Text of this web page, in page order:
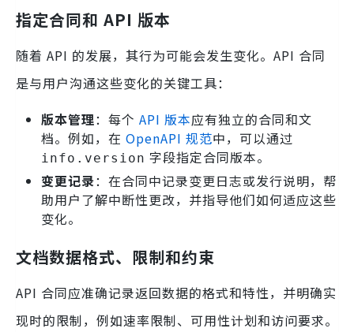
指定合同和 API 版本
随着 API 的发展，其行为可能会发生变化。API 合同
是与用户沟通这些变化的关键工具：
版本管理：每个 API 版本应有独立的合同和文
档。例如，在 OpenAPI 规范中，可以通过
info.version 字段指定合同版本。
变更记录：在合同中记录变更日志或发行说明，帮
助用户了解中断性更改，并指导他们如何适应这些
变化。
文档数据格式、限制和约束
API 合同应准确记录返回数据的格式和特性，并明确实
现时的限制，例如速率限制、可用性计划和访问要求。